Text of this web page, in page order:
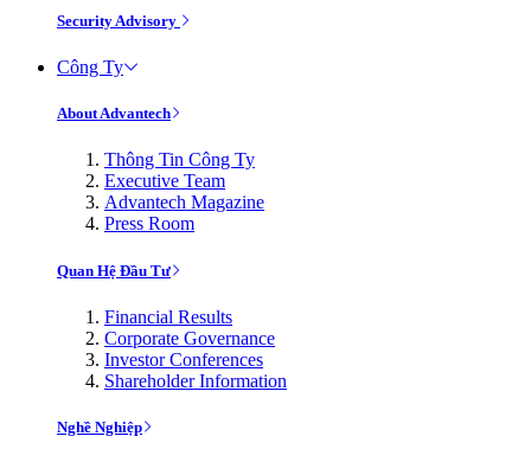
Security Advisory
Công Ty
About Advantech
Thông Tin Công Ty
Executive Team
Advantech Magazine
Press Room
Quan Hệ Đầu Tư
Financial Results
Corporate Governance
Investor Conferences
Shareholder Information
Nghề Nghiệp